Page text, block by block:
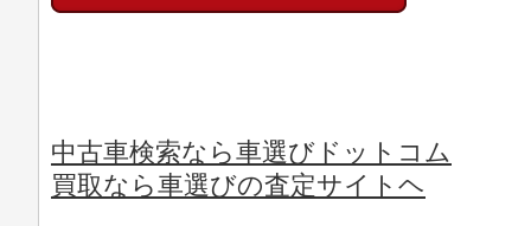
中古車検索なら車選びドットコム
買取なら車選びの査定サイトヘ